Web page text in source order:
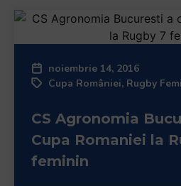
noiembrie 14, 2016
Cupa României, Rugby
CS Agronomia
Cupa Romaniei la
feminin